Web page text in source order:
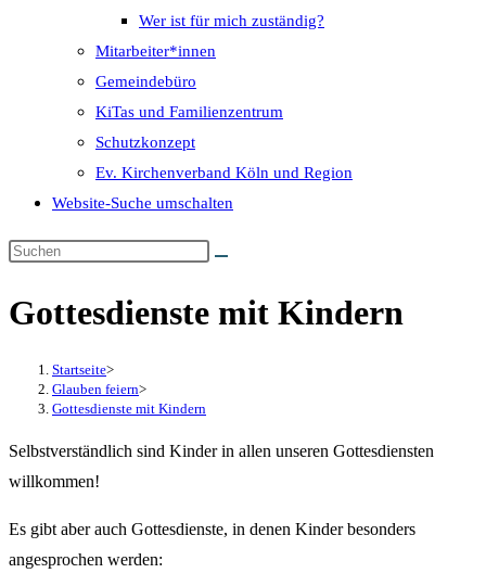
Wer ist für mich zuständig?
Mitarbeiter*innen
Gemeindebüro
KiTas und Familienzentrum
Schutzkonzept
Ev. Kirchenverband Köln und Region
Website-Suche umschalten
Gottesdienste mit Kindern
Startseite>
Glauben feiern>
Gottesdienste mit Kindern
Selbstverständlich sind Kinder in allen unseren Gottesdiensten
willkommen!
Es gibt aber auch Gottesdienste, in denen Kinder besonders
angesprochen werden: